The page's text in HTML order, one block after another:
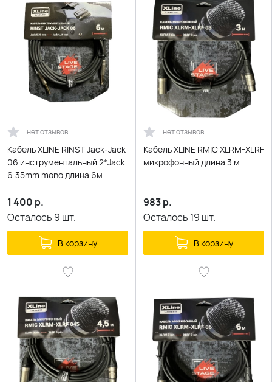
нет отзывов
Кабель XLINE RINST Jack-Jack
06 инструментальный 2*Jack
6.35mm mono длина 6м
1 400 р.
Осталось 9 шт.
В корзину
нет отзывов
Кабель XLINE RMIC XLRM-XLRF
микрофонный длина 3 м
983р.
Осталось 19 шт.
В корзину